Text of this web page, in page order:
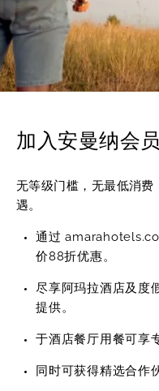
加入安曼纳会
无等级门槛，无最低消
遇。
通过
价88折优惠。
尽享阿玛拉酒店及度
提供。
于酒店餐厅用餐可享
同时可获得精选合作